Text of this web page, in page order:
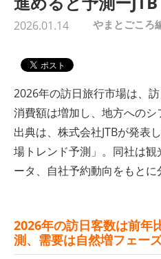
2026.01.14 やまとごころ
2026年の訪日旅行市場は、
消費額は増加し、地方へのシ
出典は、株式会社JTBが発表
場トレンド予測」。同社は
ータ、自社予約動向をもとに
2026年の訪日客数は前年
測、需要は自然増フェー